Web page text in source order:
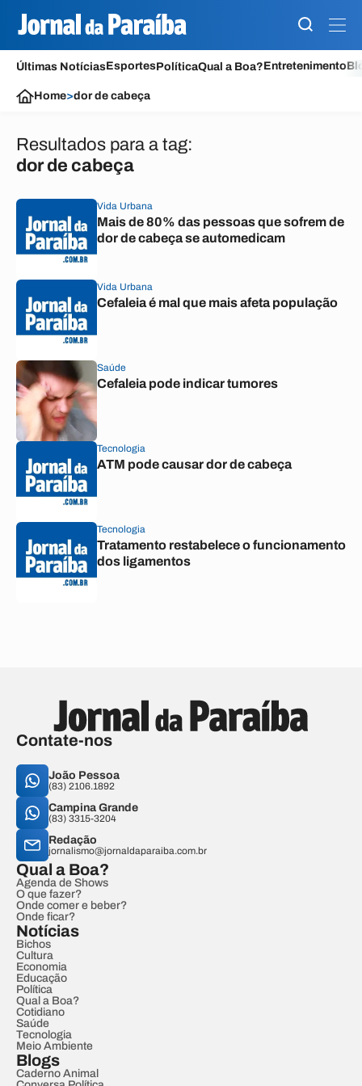
Últimas NotíciasEsportesPolíticaQual a Boa?Entretenimento
Home>dor de cabeça
Resultados para a tag:
dor de cabeça
Vida Urbana
Mais de 80% das pessoas que sofrem de
dor de cabeça se automedicam
Vida Urbana
Cefaleia é mal que mais afeta população
Saúde
Cefaleia pode indicar tumores
Tecnologia
ATM pode causar dor de cabeça
Tecnologia
Tratamento restabelece o funcionamento
dos ligamentos
Contate-nos
João Pessoa
(83) 2106.1892
Campina Grande
(83) 3315-3204
Redação
jornalismo@jornaldaparaiba.com.br
Qual a Boa?
Agenda de Shows
O que fazer?
Onde comer e beber?
Onde ficar?
Notícias
Bichos
Cultura
Economia
Educação
Política
Qual a Boa?
Cotidiano
Saúde
Tecnologia
Meio Ambiente
Blogs
Caderno Animal